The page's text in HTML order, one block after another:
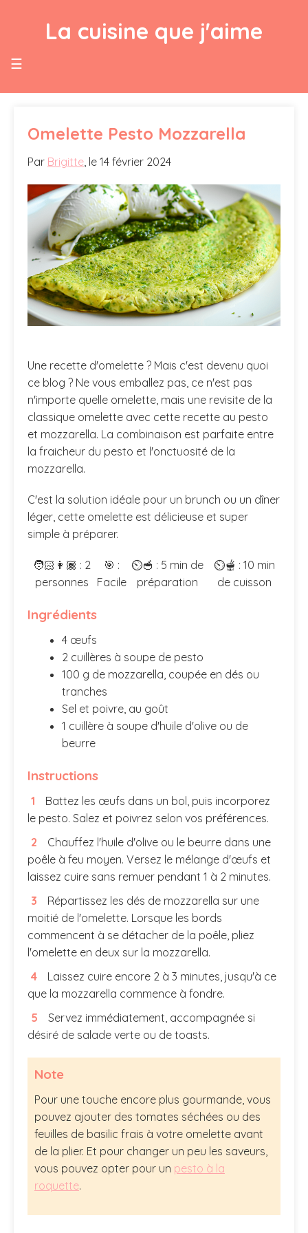
La cuisine que j'aime
☰
Omelette Pesto Mozzarella
Par Brigitte, le 14 février 2024
Une recette d'omelette ? Mais c'est devenu quoi
ce blog ? Ne vous emballez pas, ce n'est pas
n'importe quelle omelette, mais une revisite de la
classique omelette avec cette recette au pesto
et mozzarella. La combinaison est parfaite entre
la fraicheur du pesto et l'onctuosité de la
mozzarella.
C'est la solution idéale pour un brunch ou un dîner
léger, cette omelette est délicieuse et super
simple à préparer.
🧑🏻👩🏾 : 2
personnes
🎯 :
Facile
⏲️🥣 : 5 min de
préparation
⏲️🫕 :10 min
de cuisson
Ingrédients
4 œufs
2 cuillères à soupe de pesto
100 g de mozzarella, coupée en dés ou
tranches
Sel et poivre, au goût
1 cuillère à soupe d'huile d'olive ou de
beurre
Instructions
Battez les œufs dans un bol, puis incorporez
le pesto. Salez et poivrez selon vos préférences.
Chauffez l'huile d'olive ou le beurre dans une
poêle à feu moyen. Versez le mélange d'œufs et
laissez cuire sans remuer pendant 1 à 2 minutes.
Répartissez les dés de mozzarella sur une
moitié de l'omelette. Lorsque les bords
commencent à se détacher de la poêle, pliez
l'omelette en deux sur la mozzarella.
Laissez cuire encore 2 à 3 minutes, jusqu'à ce
que la mozzarella commence à fondre.
Servez immédiatement, accompagnée si
désiré de salade verte ou de toasts.
Note
Pour une touche encore plus gourmande, vous
pouvez ajouter des tomates séchées ou des
feuilles de basilic frais à votre omelette avant
de la plier. Et pour changer un peu les saveurs,
vous pouvez opter pour un pesto à la
roquette.